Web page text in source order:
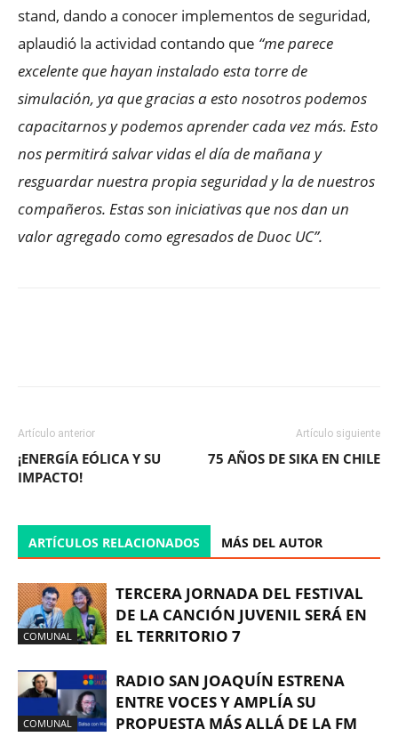
stand, dando a conocer implementos de seguridad,
aplaudió la actividad contando que “me parece
excelente que hayan instalado esta torre de
simulación, ya que gracias a esto nosotros podemos
capacitarnos y podemos aprender cada vez más. Esto
nos permitirá salvar vidas el día de mañana y
resguardar nuestra propia seguridad y la de nuestros
compañeros. Estas son iniciativas que nos dan un
valor agregado como egresados de Duoc UC’’.
Artículo anterior
¡ENERGÍA EÓLICA Y SU
IMPACTO!
Artículo siguiente
75 AÑOS DE SIKA EN CHILE
ARTÍCULOS RELACIONADOS MÁS DEL AUTOR
COMUNAL
TERCERA JORNADA DEL FESTIVAL
DE LA CANCIÓN JUVENIL SERÁ EN
EL TERRITORIO 7
COMUNAL
RADIO SAN JOAQUÍN ESTRENA
ENTRE VOCES Y AMPLÍA SU
PROPUESTA MÁS ALLÁ DE LA FM